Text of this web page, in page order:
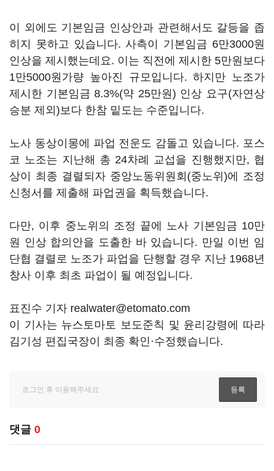
이 외에도 기본임금 인상안과 관련해서도 갈등을 좁
히지 못하고 있습니다. 사측이 기본임금 6만3000원
인상을 제시했는데요. 이는 직전에 제시한 5만원보다
1만5000원가량 높아진 규모입니다. 하지만 노조가
제시한 기본임금 8.3%(약 25만원) 인상 요구(자연상
승분 제외)보다 한참 밑도는 수준입니다.
노사 동상이몽에 파업 전운도 감돌고 있습니다. 포스
코 노조는 지난해 총 24차례 교섭을 진행했지만, 협
상이 최종 결렬되자 중앙노동위원회(중노위)에 조정
신청서를 제출해 파업권을 획득했습니다.
다만, 이후 중노위의 조정 끝에 노사 기본임금 10만
원 인상 합의안을 도출한 바 있습니다. 만일 이번 임
단협 결렬로 노조가 파업을 단행할 경우 지난 1968년
창사 이후 최초 파업이 될 예정입니다.
표진수 기자 realwater@etomato.com
이 기사는 뉴스토마토 보도준칙 및 윤리강령에 따라
김기성 편집국장이 최종 확인·수정했습니다.
댓글 0